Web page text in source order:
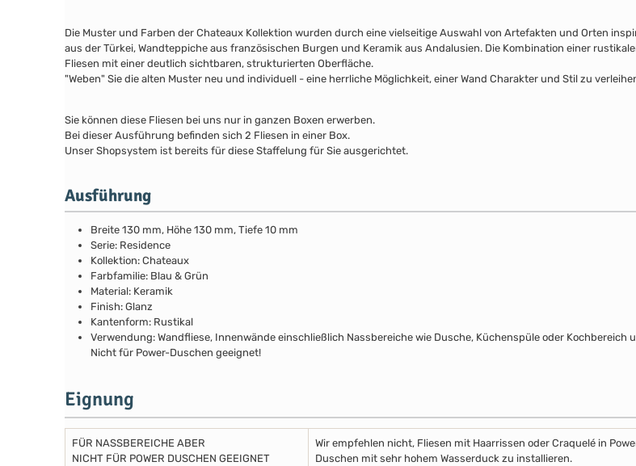
Die Muster und Farben der Chateaux Kollektion wurden durch eine vielseitige Auswahl von Artefakten und Orten
aus der Türkei, Wandteppiche aus französischen Burgen und Keramik aus Andalusien. Die Kombination einer
Fliesen mit einer deutlich sichtbaren, strukturierten Oberfläche.
"Weben" Sie die alten Muster neu und individuell - eine herrliche Möglichkeit, einer Wand Charakter und Stil zu
Sie können diese Fliesen bei uns nur in ganzen Boxen erwerben.
Bei dieser Ausführung befinden sich 2 Fliesen in einer Box.
Unser Shopsystem ist bereits für diese Staffelung für Sie ausgerichtet.
Ausführung
Breite 130 mm, Höhe 130 mm, Tiefe 10 mm
Serie: Residence
Kollektion: Chateaux
Farbfamilie: Blau & Grün
Material: Keramik
Finish: Glanz
Kantenform: Rustikal
Verwendung: Wandfliese, Innenwände einschließlich Nassbereiche wie Dusche, Küchenspüle oder
Nicht für Power-Duschen geeignet!
Eignung
FÜR NASSBEREICHE ABER
NICHT FÜR POWER DUSCHEN GEEIGNET
Wir empfehlen nicht, Fliesen mit Haarrissen oder Craquelé in
Duschen mit sehr hohem Wasserduck zu installieren.